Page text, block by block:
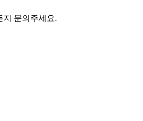
지 문의주세요.